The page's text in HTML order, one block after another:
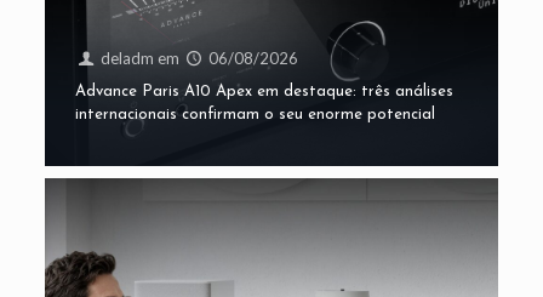
deladm em 06/08/2026
Advance Paris A10 Apex em destaque: três análises
internacionais confirmam o seu enorme potencial